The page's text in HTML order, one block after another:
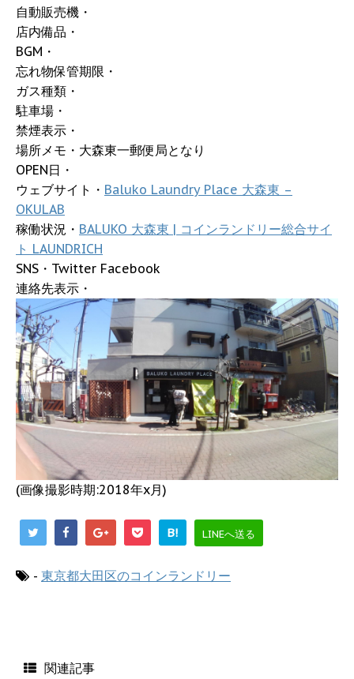
自動販売機・
店内備品・
BGM・
忘れ物保管期限・
ガス種類・
駐車場・
禁煙表示・
場所メモ・大森東一郵便局となり
OPEN日・
ウェブサイト・ Baluko Laundry Place 大森東 –
OKULAB
稼働状況・ BALUKO 大森東 | コインランドリー総合サイ
ト LAUNDRICH
SNS・Twitter Facebook
連絡先表示・
(画像撮影時期:2018年x月)
B! LINEへ送る
- 東京都大田区のコインランドリー
関連記事